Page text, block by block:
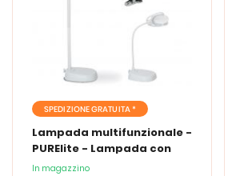
SPEDIZIONE GRATUITA *
Lampada multifunzionale -
PURElite - Lampada con
lente d'ingrandimento
In magazzino